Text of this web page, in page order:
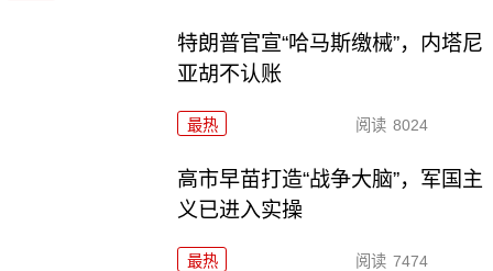
特朗普官宣“哈马斯缴械”，内塔尼
亚胡不认账
最热 阅读 8024
高市早苗打造“战争大脑”，军国主
义已进入实操
最热 阅读 7474